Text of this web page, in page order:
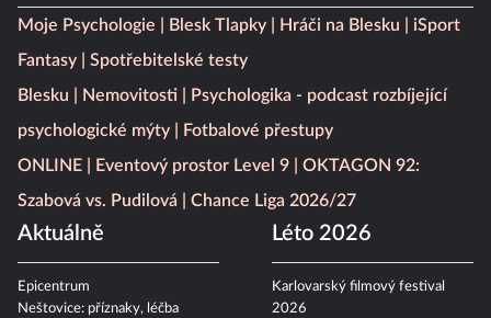
Moje Psychologie Blesk Tlapky Hráči na Blesku
iSport
Fantasy
Spotřebitelské testy
Blesku
Nemovitosti
Psychologika - podcast rozbíjející
psychologické mýty
Fotbalové přestupy
ONLINE
Eventový prostor Level 9
OKTAGON 92:
Szabová vs. Pudilová
Chance Liga 2026/27
Aktuálně
Epicentrum
Neštovice: příznaky, léčba
Léto 2026
Karlovarský filmový festival
2026